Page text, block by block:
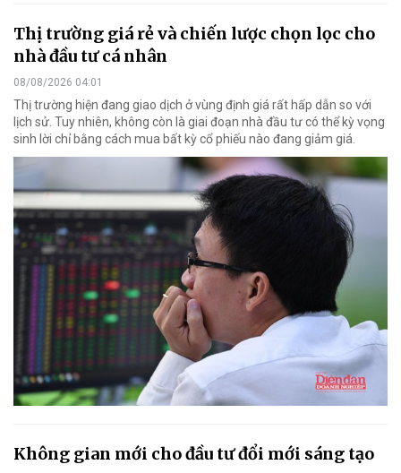
Thị trường giá rẻ và chiến lược chọn lọc cho
nhà đầu tư cá nhân
08/08/2026 04:01
Thị trường hiện đang giao dịch ở vùng định giá rất hấp dẫn so với
lịch sử. Tuy nhiên, không còn là giai đoạn nhà đầu tư có thể kỳ vọng
sinh lời chỉ bằng cách mua bất kỳ cổ phiếu nào đang giảm giá.
Không gian mới cho đầu tư đổi mới sáng tạo